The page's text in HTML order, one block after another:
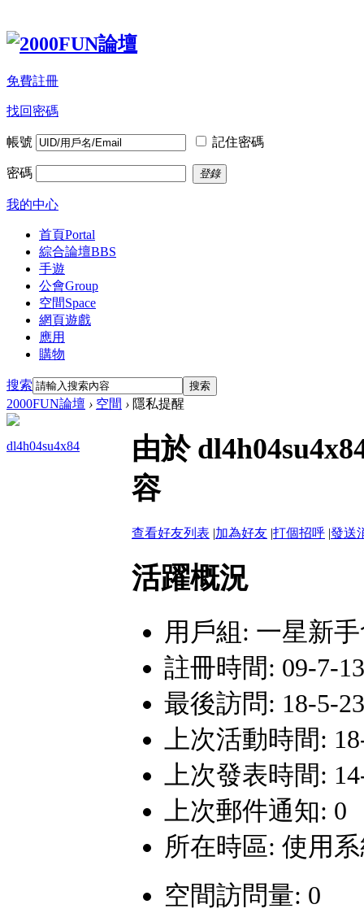
免費註冊
找回密碼
帳號 記住密碼
密碼 登錄
我的中心
首頁Portal
綜合論壇BBS
手遊
公會Group
空間Space
網頁遊戲
應用
購物
搜索 搜索
2000FUN論壇 › 空間 › 隱私提醒
dl4h04su4x84
由於
容
查看好友列表 |加為好友 |打個招呼 |發送
活躍概況
用戶組: 一星新
註冊時間: 09-7-
最後訪問: 18-5-
上次活動時間:
上次發表時間:
上次郵件通知: 0
所在時區: 使用
空間訪問量: 0